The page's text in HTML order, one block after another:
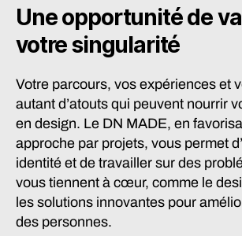
Une opportunité de
votre singularité
Votre parcours, vos expériences et
autant d’atouts qui peuvent nourrir
en design. Le DN MADE, en
approche par projets, vous permet
identité et de travailler sur des
vous tiennent à cœur, comme le
les solutions innovantes pour
des personnes.